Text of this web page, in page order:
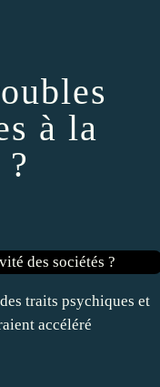
à la
traits psychiques et
accéléré